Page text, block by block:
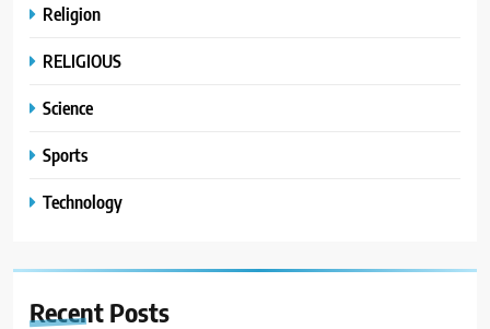
Religion
RELIGIOUS
Science
Sports
Technology
Recent Posts